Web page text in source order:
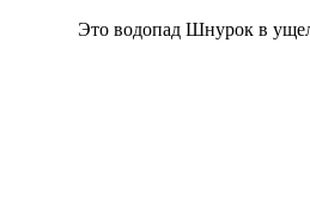
Это водопад Шнурок в